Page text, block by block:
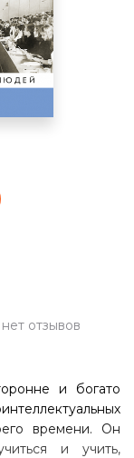
нет отзывов
и богато
времени. Он
и учить,